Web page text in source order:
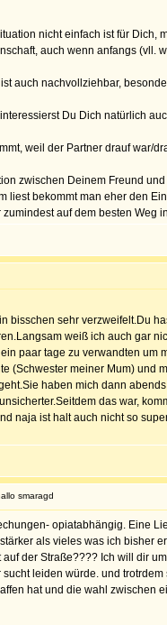
nicht einfach ist für
auch wenn anfangs (vll.
auch nachvollziehbar,
Du Dich natürlich
weil der Partner drauf war/
zwischen Deinem Freund
liest bekommt man eher den
auf dem besten Weg
bisschen sehr verzweifelt.Du
weiß ich auch gar
paar tage zu verwandten
(Schwester meiner Mum)
haben mich dann
das war,
naja ist halt auch nicht so
smaragd
opiatabhängig. Eine
als vieles was ich bisher
der Straße???? Ich will dir
leiden würde. und
hat und die wahl zwischen